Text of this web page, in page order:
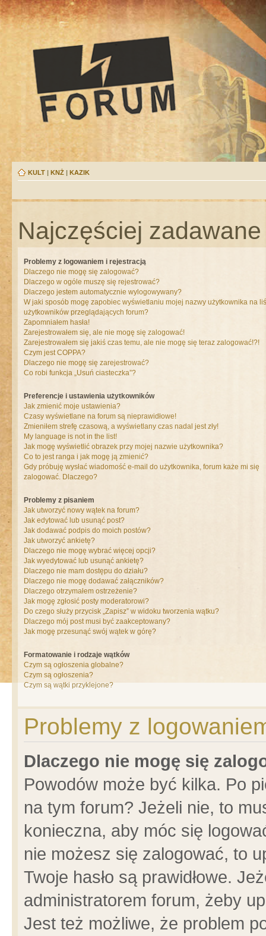
KULT | KNŻ | KAZIK
Najczęściej
Problemy z logowaniem i rejestracją
Dlaczego nie mogę się zalogować?
Dlaczego w ogóle muszę się rejestrować?
Dlaczego jestem automatycznie wylogowywany?
W jaki sposób mogę zapobiec wyświetlaniu mojej nazwy użytkownika na
użytkowników przeglądających forum?
Zapomniałem hasła!
Zarejestrowałem się, ale nie mogę się zalogować!
Zarejestrowałem się jakiś czas temu, ale nie mogę się teraz zalogować!?!
Czym jest COPPA?
Dlaczego nie mogę się zarejestrować?
Co robi funkcja „Usuń ciasteczka”?
Preferencje i ustawienia użytkowników
Jak zmienić moje ustawienia?
Czasy wyświetlane na forum są nieprawidłowe!
Zmieniłem strefę czasową, a wyświetlany czas nadal jest zły!
My language is not in the list!
Jak mogę wyświetlić obrazek przy mojej nazwie użytkownika?
Co to jest ranga i jak mogę ją zmienić?
Gdy próbuję wysłać wiadomość e-mail do użytkownika, forum każe mi się
zalogować. Dlaczego?
Problemy z pisaniem
Jak utworzyć nowy wątek na forum?
Jak edytować lub usunąć post?
Jak dodawać podpis do moich postów?
Jak utworzyć ankietę?
Dlaczego nie mogę wybrać więcej opcji?
Jak wyedytować lub usunąć ankietę?
Dlaczego nie mam dostępu do działu?
Dlaczego nie mogę dodawać załączników?
Dlaczego otrzymałem ostrzeżenie?
Jak mogę zgłosić posty moderatorowi?
Do czego służy przycisk „Zapisz” w widoku tworzenia wątku?
Dlaczego mój post musi być zaakceptowany?
Jak mogę przesunąć swój wątek w górę?
Formatowanie i rodzaje wątków
Czym są ogłoszenia globalne?
Czym są ogłoszenia?
Czym są wątki przyklejone?
Problemy z
Dlaczego nie mogę się
Powodów może być kilka. Po
na tym forum? Jeżeli nie, to
konieczna, aby móc się
nie możesz się zalogować, to
Twoje hasło są prawidłowe.
administratorem forum, żeby
Jest też możliwe, że problem